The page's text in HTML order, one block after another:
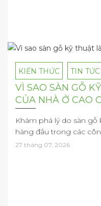
KIẾN THỨC TIN TỨC
VÌ SAO SÀN GỖ
CỦA NHÀ Ở CAO
Khám phá lý do sàn gỗ
hàng đầu trong các
27 tháng 07, 2026